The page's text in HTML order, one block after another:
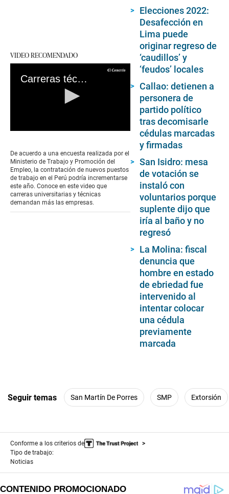
VIDEO RECOMENDADO
Carreras técnicas y universitarias en Perú: ¿Qué carreras son las más solicitadas?
of
0
seconds
De acuerdo a una encuesta realizada por el
Ministerio de Trabajo y Promoción del
Empleo, la contratación de nuevos puestos
de trabajo en el Perú podría incrementarse
este año. Conoce en este video que
carreras universitarias y técnicas
demandan más las empresas.
Elecciones 2022:
Desafección en
Lima puede
originar regreso de
‘caudillos’ y
‘feudos’ locales
Callao: detienen a
personera de
partido político
tras decomisarle
cédulas marcadas
y firmadas
San Isidro: mesa
de votación se
instaló con
voluntarios porque
suplente dijo que
iría al baño y no
regresó
La Molina: fiscal
denuncia que
hombre en estado
de ebriedad fue
intervenido al
intentar colocar
una cédula
previamente
marcada
Seguir temas San Martín De Porres SMP Extorsión
Conforme a los criterios de
Tipo de trabajo:
Noticias